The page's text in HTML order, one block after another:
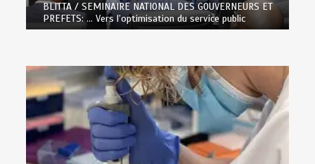
BLITTA / SEMINAIRE NATIONAL DES GOUVERNEURS ET
PREFETS: … Vers l’optimisation du service public